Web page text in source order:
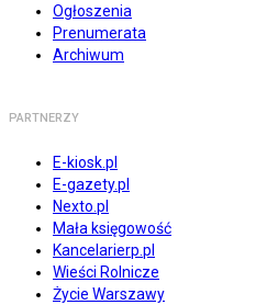
Ogłoszenia
Prenumerata
Archiwum
PARTNERZY
E-kiosk.pl
E-gazety.pl
Nexto.pl
Mała księgowość
Kancelarierp.pl
Wieści Rolnicze
Życie Warszawy